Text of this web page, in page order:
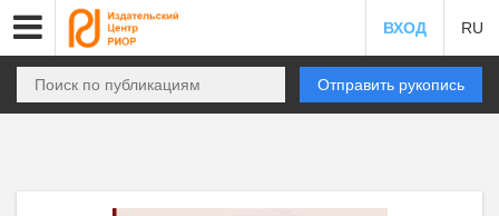
ВХОД RU
Отправить рукопись